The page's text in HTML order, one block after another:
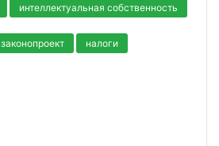
интеллектуальная собственность
законопроект налоги